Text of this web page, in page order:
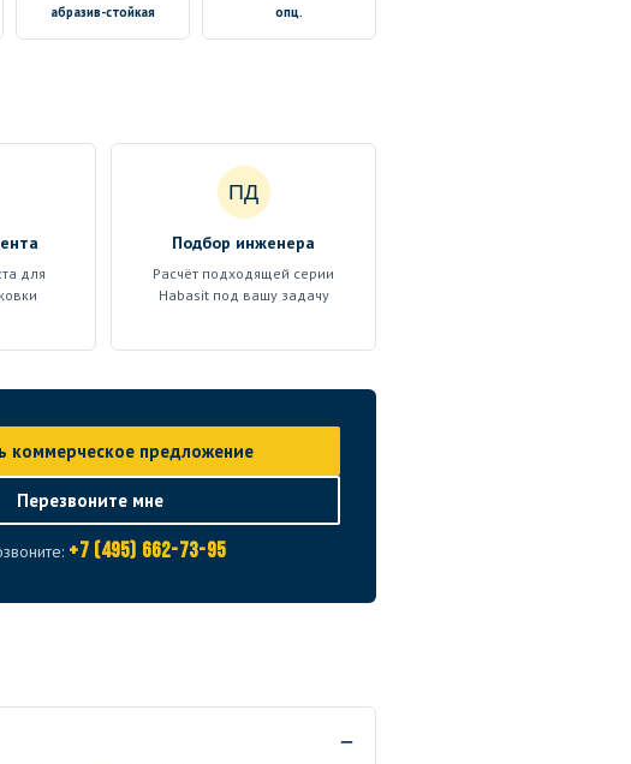
абразив-стойкая опц.
для
ПД
Подбор инженера
Расчёт подходящей серии
Habasit под вашу задачу
коммерческое предложение
Перезвоните мне
+7 (495) 662-73-95